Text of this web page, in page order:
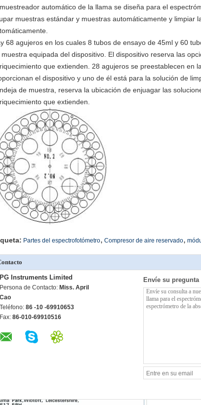
automático de la llama se diseña para el
muestras estándar y muestras automáticamente y limpiar
68 agujeros en los cuales 8 tubos de ensayo de 45ml y 60
muestra equipada del dispositivo. El dispositivo reserva las
que extienden. 28 agujeros se preestablecen en
el dispositivo y uno de él está para la solución de
de muestra, reserva la ubicación de enjuagar las
que extienden.
Partes del espectrofotómetro, Compresor de aire reservado,
PG Instruments Limited
Persona de Contacto: Miss. April
Cao
Teléfono: 86 -10 -69910653
Fax: 86-010-69910516
Envíe su